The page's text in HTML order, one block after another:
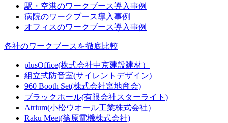
駅・空港のワークブース導入事例
病院のワークブース導入事例
オフィスのワークブース導入事例
各社のワークブースを徹底比較
plusOffice(株式会社中京建設建材）
組立式防音室(サイレントデザイン)
960 Booth Set(株式会社宮地商会)
ブラックホール(有限会社スターライト)
Atrium(小松ウオール工業株式会社）
Raku Meet(篠原電機株式会社)